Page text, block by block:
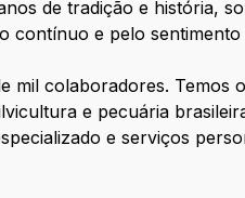
de tradição e história,
contínuo e pelo
mil colaboradores.
e pecuária
e serviços